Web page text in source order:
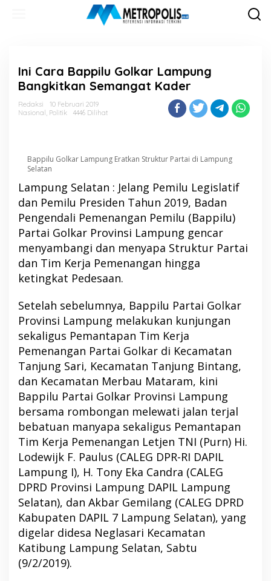
Ini Cara Bappilu Golkar Lampung
Bangkitkan Semangat Kader
Redaksi
10 Februari 2019
Nasional , Politik 4446 Dilihat
Bappilu Golkar Lampung Eratkan Struktur Partai di Lampung
Selatan
Lampung Selatan : Jelang Pemilu Legislatif
dan Pemilu Presiden Tahun 2019, Badan
Pengendali Pemenangan Pemilu (Bappilu)
Partai Golkar Provinsi Lampung gencar
menyambangi dan menyapa Struktur Partai
dan Tim Kerja Pemenangan hingga
ketingkat Pedesaan.
Setelah sebelumnya, Bappilu Partai Golkar
Provinsi Lampung melakukan kunjungan
sekaligus Pemantapan Tim Kerja
Pemenangan Partai Golkar di Kecamatan
Tanjung Sari, Kecamatan Tanjung Bintang,
dan Kecamatan Merbau Mataram, kini
Bappilu Partai Golkar Provinsi Lampung
bersama rombongan melewati jalan terjal
bebatuan manyapa sekaligus Pemantapan
Tim Kerja Pemenangan Letjen TNI (Purn) Hi.
Lodewijk F. Paulus (CALEG DPR-RI DAPIL
Lampung I), H. Tony Eka Candra (CALEG
DPRD Provinsi Lampung DAPIL Lampung
Selatan), dan Akbar Gemilang (CALEG DPRD
Kabupaten DAPIL 7 Lampung Selatan), yang
digelar didesa Neglasari Kecamatan
Katibung Lampung Selatan, Sabtu
(9/2/2019).